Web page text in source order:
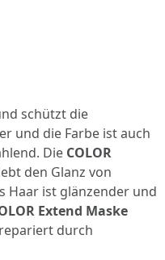
schützt die
und die Farbe ist auch
Die COLOR
den Glanz von
Haar ist glänzender und
Extend Maske
durch